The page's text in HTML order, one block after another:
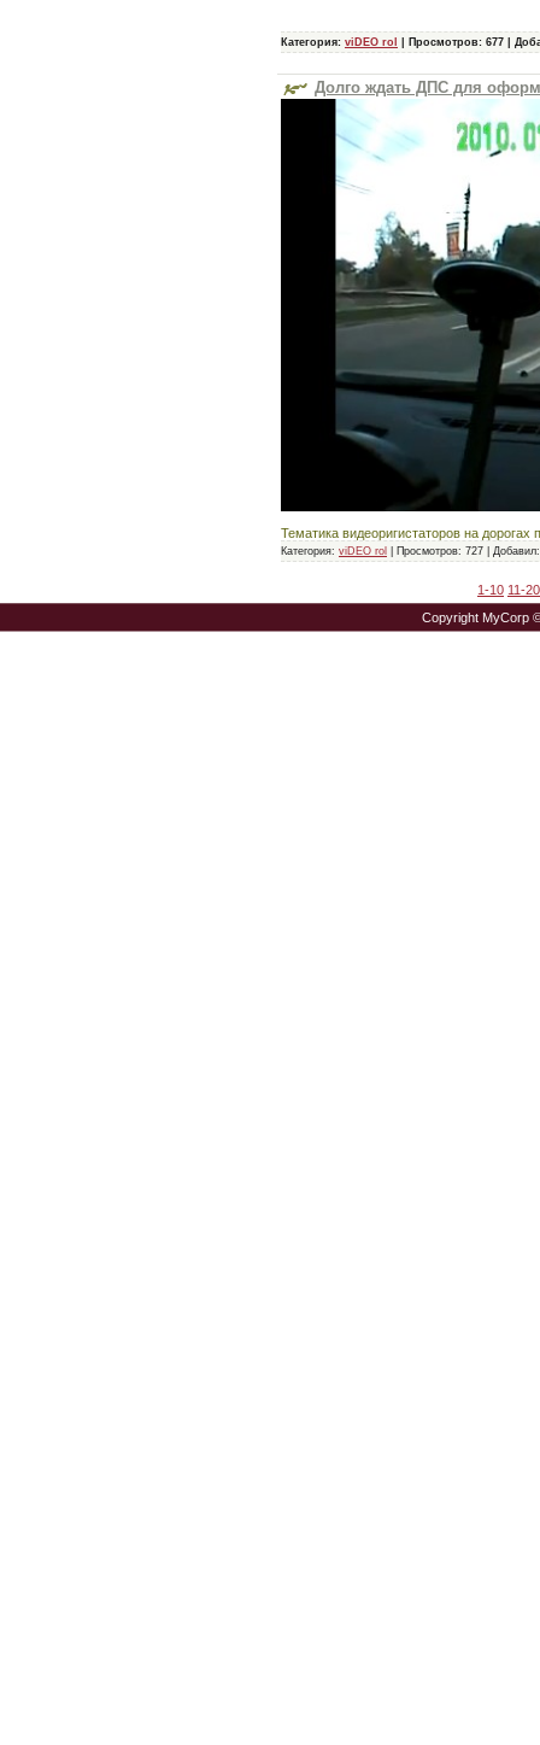
Категория: viDEO rol Просмотров: 677
Долго ждать ДПС для
Тематика видеоригистаторов на
Категория: viDEO rol Просмотров: 727 Добавил:
1-10 11-20
Copyright MyCorp